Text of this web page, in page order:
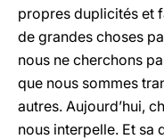
propres duplicités et
de grandes choses
nous ne cherchons
que nous sommes
autres. Aujourd’hui,
nous interpelle. Et sa